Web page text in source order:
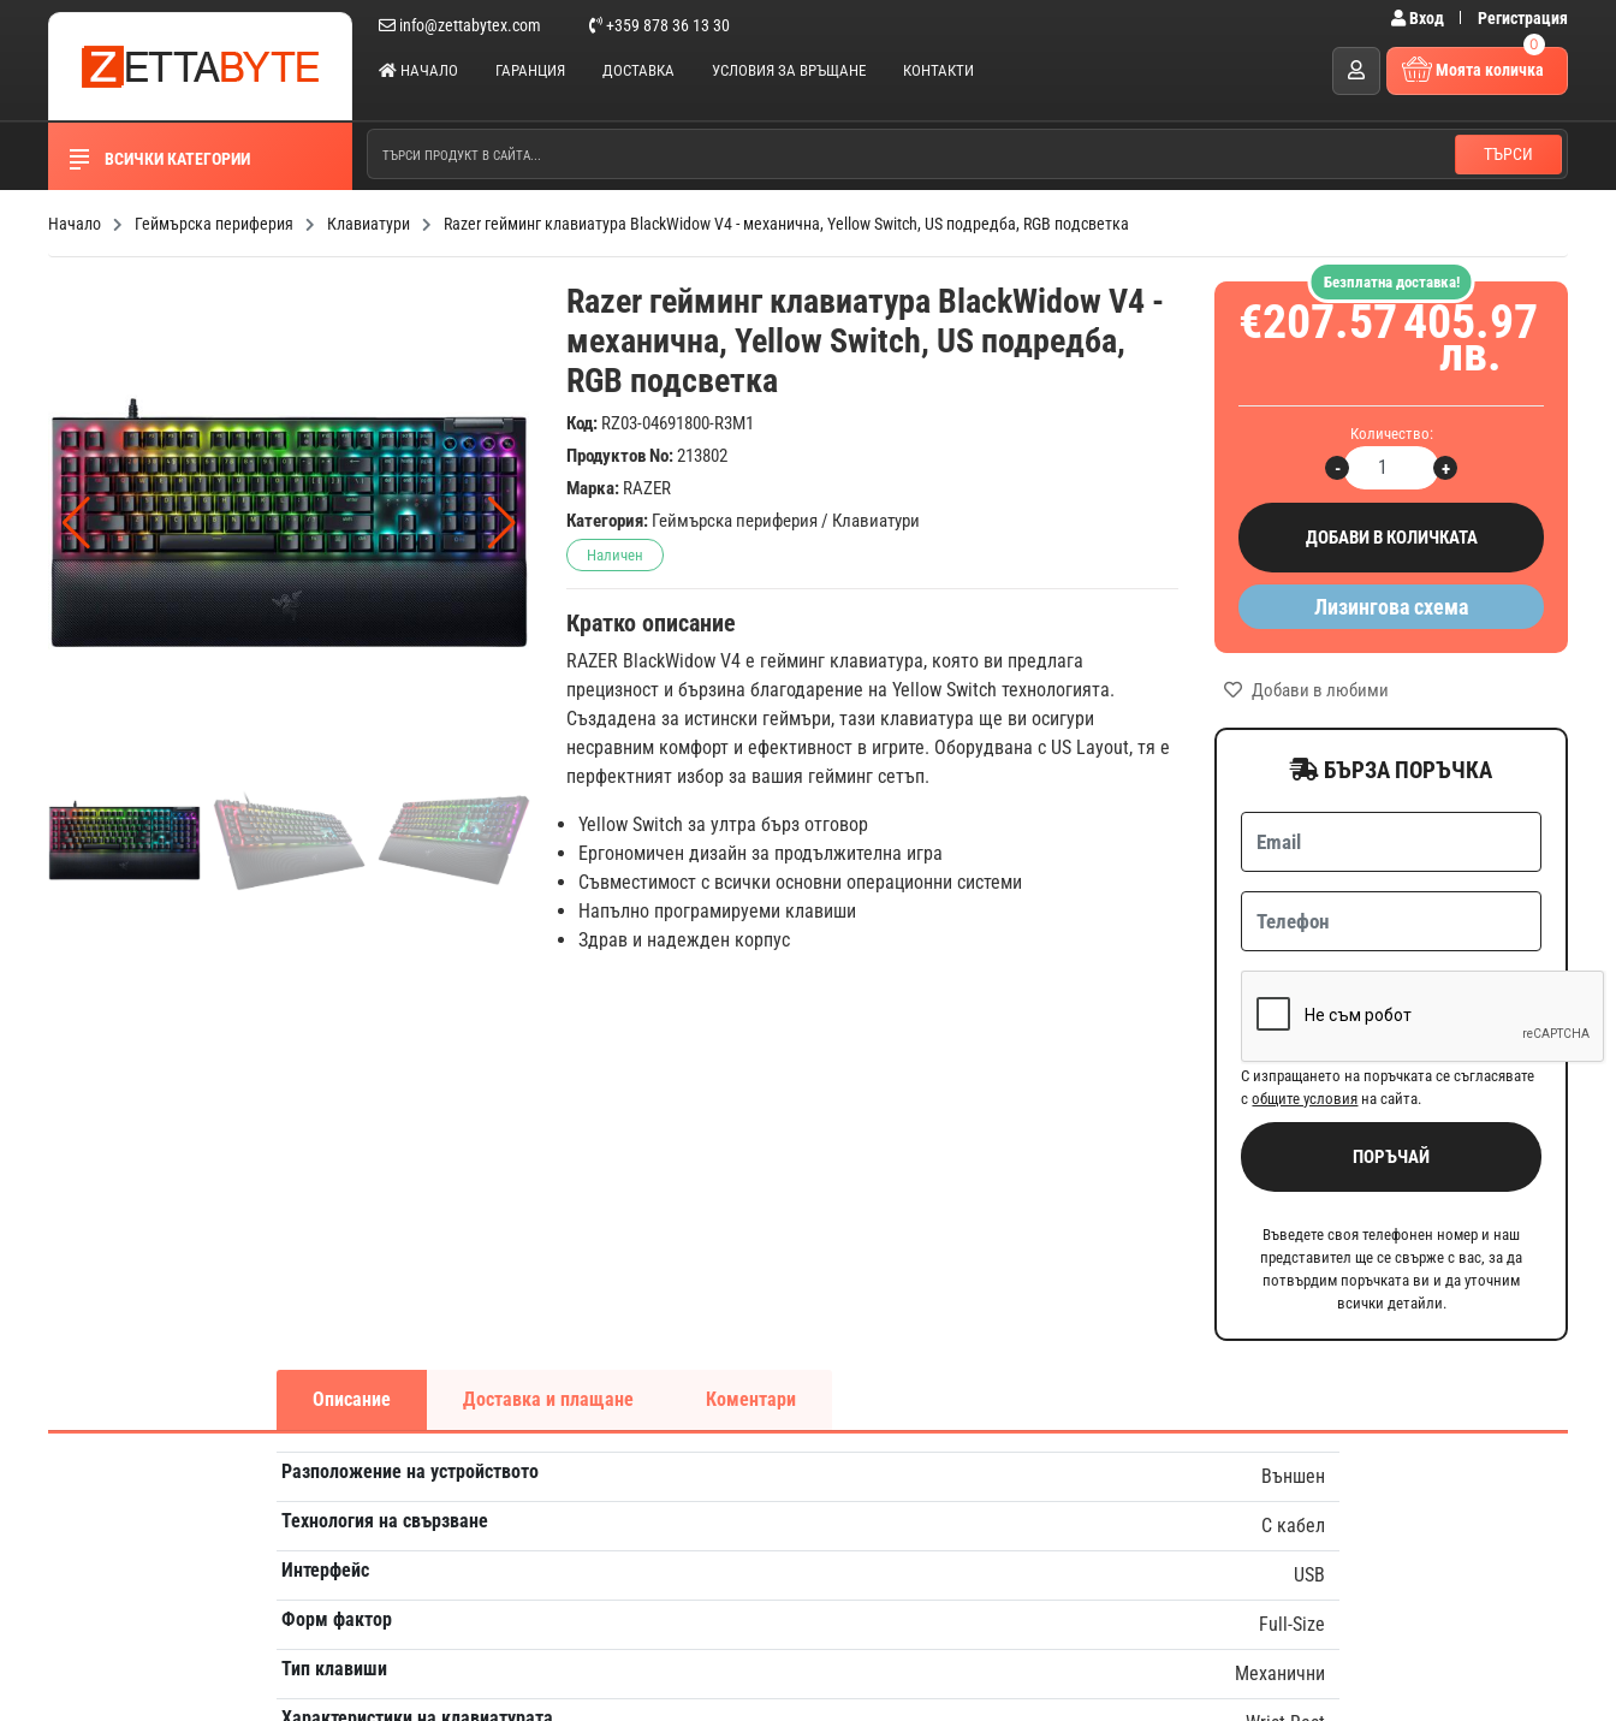
info@zettabytex.com +359 878 36 13 30 Вход Регистрация
НАЧАЛО ГАРАНЦИЯ ДОСТАВКА УСЛОВИЯ ЗА ВРЪЩАНЕ КОНТАКТИ
0
Моята количка
ВСИЧКИ КАТЕГОРИИ ТЪРСИ
Начало Геймърска периферия Клавиатури Razer гейминг клавиатура BlackWidow V4 - механична, Yellow Switch, US подредба, RGB подсветка
Razer гейминг клавиатура BlackWidow V4 -
механична, Yellow Switch, US подредба,
RGB подсветка
Код: RZ03-04691800-R3M1
Продуктов No:213802
Марка: RAZER
Категория: Геймърска периферия/ Клавиатури
Наличен
Кратко описание
RAZER BlackWidow V4 е гейминг клавиатура, която ви предлага
прецизност и бързина благодарение на Yellow Switch технологията.
Създадена за истински геймъри, тази клавиатура ще ви осигури
несравним комфорт и ефективност в игрите. Оборудвана с US Layout, тя е
перфектният избор за вашия гейминг сетъп.
Yellow Switch за ултра бърз отговор
Ергономичен дизайн за продължителна игра
Съвместимост с всички основни операционни системи
Напълно програмируеми клавиши
Здрав и надежден корпус
€207.57405.97
лв.
Количество:
+
-
ДОБАВИ В КОЛИЧКАТА
Безплатна доставка!
Лизингова схема
Добави в любими
БЪРЗА ПОРЪЧКА
С изпращането на поръчката се съгласявате
собщите условия на сайта.
ПОРЪЧАЙ
Въведете своя телефонен номер и наш
представител ще се свърже с вас, за да
потвърдим поръчката ви и да уточним
всички детайли.
Описание Доставка и плащане Коментари
Разположение на устройството
Външен
Технология на свързване
С кабел
Интерфейс
USB
Форм фактор
Full-Size
Тип клавиши
Механични